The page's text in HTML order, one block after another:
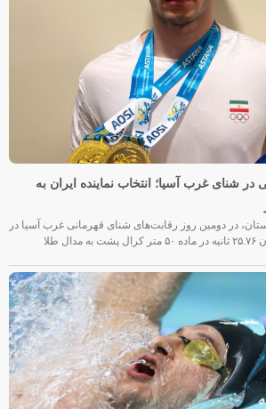
شنای غرب آسیا؛ انتخاب نماینده ایران به
در دومین روز رقابت‌های شنای قهرمانی غرب آسیا در